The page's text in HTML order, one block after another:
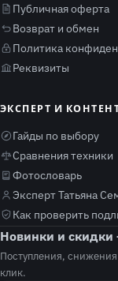
Публичная оферта
Возврат и обмен
Политика
Реквизиты
ЭКСПЕРТ И
Гайды по выбору
Сравнения техники
Фотословарь
Эксперт Татьяна
Как проверить
Новинки и скидки
Поступления,
клик.